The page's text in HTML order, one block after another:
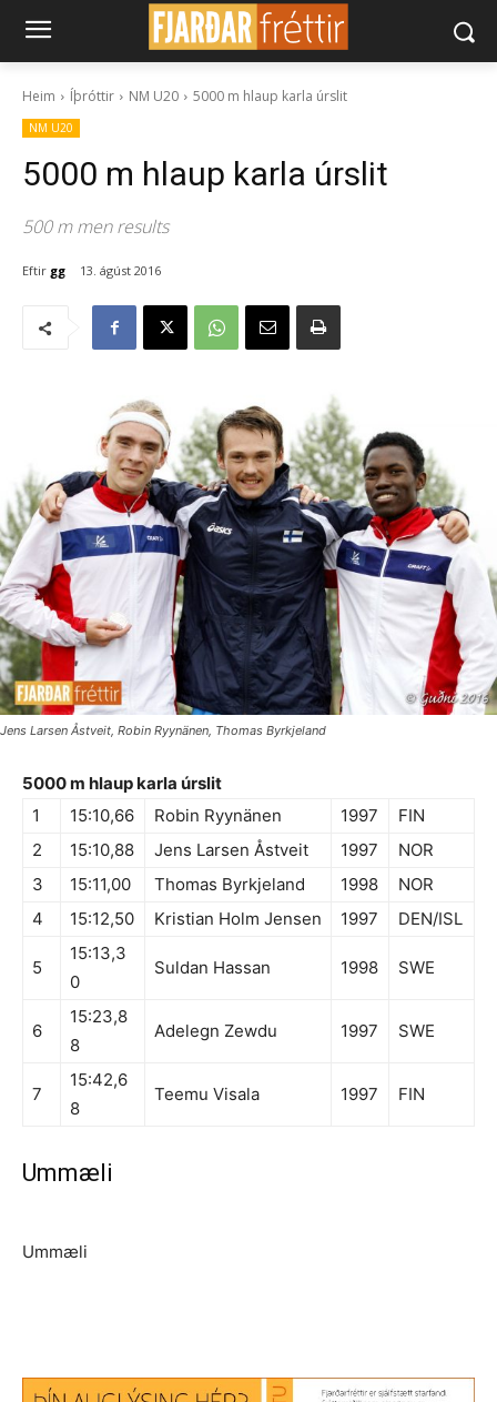
Heim Íþróttir NM U20 5000 m hlaup karla úrslit
NM U20
5000 m hlaup karla úrslit
500 m men results
Eftir gg 13. ágúst 2016
Jens Larsen Åstveit, Robin Ryynänen, Thomas Byrkjeland
5000 m hlaup karla úrslit
1
15:10,66 Robin Ryynänen 1997
FIN
2
15:10,88 Jens Larsen Åstveit 1997
NOR
3
15:11,00 Thomas Byrkjeland 1998
NOR
4
15:12,50 Kristian Holm Jensen 1997 DEN/ISL
5
15:13,3
0
Suldan Hassan 1998 SWE
6
15:23,8
8
Adelegn Zewdu 1997 SWE
7
15:42,6
8
Teemu Visala 1997 FIN
Ummæli
Ummæli